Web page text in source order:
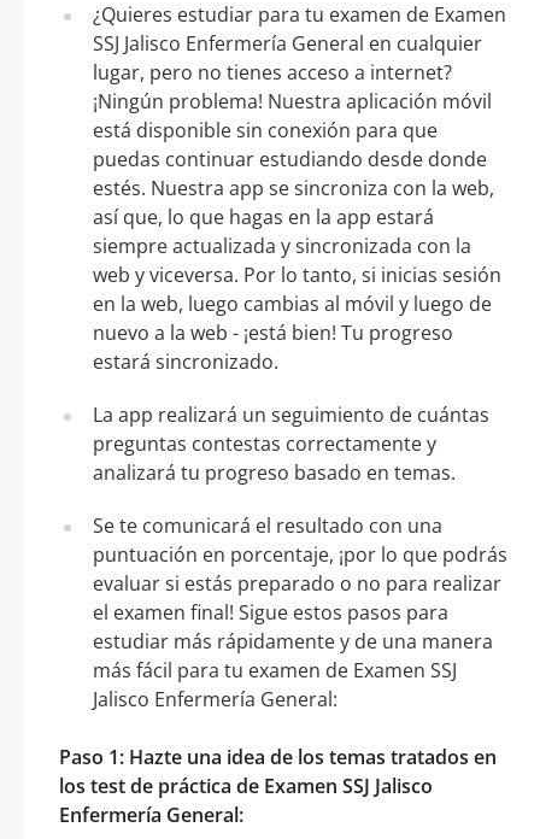
¿Quieres estudiar para tu examen de Examen
SSJ Jalisco Enfermería General en cualquier
lugar, pero no tienes acceso a internet?
¡Ningún problema! Nuestra aplicación móvil
está disponible sin conexión para que
puedas continuar estudiando desde donde
estés. Nuestra app se sincroniza con la web,
así que, lo que hagas en la app estará
siempre actualizada y sincronizada con la
web y viceversa. Por lo tanto, si inicias sesión
en la web, luego cambias al móvil y luego de
nuevo a la web - ¡está bien! Tu progreso
estará sincronizado.
La app realizará un seguimiento de cuántas
preguntas contestas correctamente y
analizará tu progreso basado en temas.
Se te comunicará el resultado con una
puntuación en porcentaje, ¡por lo que podrás
evaluar si estás preparado o no para realizar
el examen final! Sigue estos pasos para
estudiar más rápidamente y de una manera
más fácil para tu examen de Examen SSJ
Jalisco Enfermería General:
Paso 1: Hazte una idea de los temas tratados en
los test de práctica de Examen SSJ Jalisco
Enfermería General: